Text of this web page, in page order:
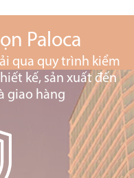
Paloca
qua quy trình kiểm
kế, sản xuất đến
giao hàng